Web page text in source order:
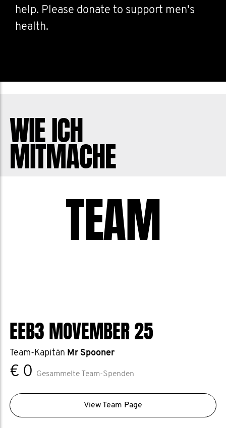
help. Please donate to support men's
health.
WIE ICH
MITMACHE
TEAM
EEB3 MOVEMBER 25
Team-Kapitän Mr Spooner
€ 0 Gesammelte Team-Spenden
View Team Page